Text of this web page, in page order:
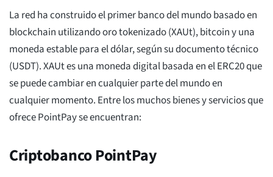
La red ha construido el primer banco del mundo basado en
blockchain utilizando oro tokenizado (XAUt), bitcoin y una
moneda estable para el dólar, según su documento técnico
(USDT). XAUt es una moneda digital basada en el ERC20 que
se puede cambiar en cualquier parte del mundo en
cualquier momento. Entre los muchos bienes y servicios que
ofrece PointPay se encuentran:
Criptobanco PointPay